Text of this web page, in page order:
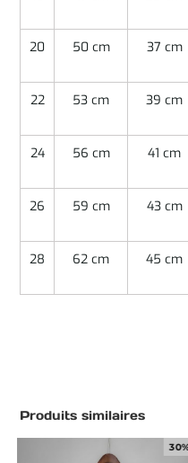
20 50 cm 37 cm
22 53 cm 39 cm
24 56 cm 41 cm
26 59 cm 43 cm
28 62 cm 45 cm
Produits similaires